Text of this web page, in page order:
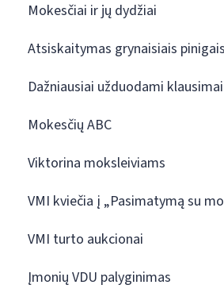
Mokesčiai ir jų dydžiai
Atsiskaitymas grynaisiais pinigais
Dažniausiai užduodami klausimai
Mokesčių ABC
Viktorina moksleiviams
VMI kviečia į „Pasimatymą su
VMI turto aukcionai
Įmonių VDU palyginimas